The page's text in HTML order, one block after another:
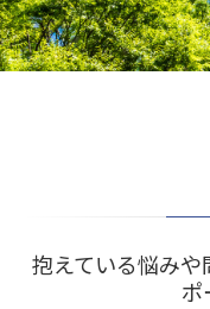
抱えている悩み
ポ